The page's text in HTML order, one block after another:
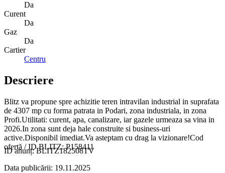
Da
Curent
Da
Gaz
Da
Cartier
Centru
Descriere
Blitz va propune spre achizitie teren intravilan industrial in suprafata
de 4307 mp cu forma patrata in Podari, zona industriala, in zona
Profi.Utilitati: curent, apa, canalizare, iar gazele urmeaza sa vina in
2026.In zona sunt deja hale construite si business-uri
active.Disponibil imediat.Va asteptam cu drag la vizionare!Cod
ofertă / ID BLITZ: P158411
ID anunț: BLITZ182508TV
Data publicării: 19.11.2025